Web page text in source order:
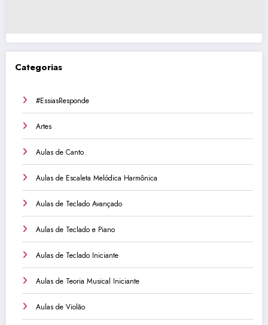
Categorias
#EssiasResponde
Artes
Aulas de Canto
Aulas de Escaleta Melódica Harmônica
Aulas de Teclado Avançado
Aulas de Teclado e Piano
Aulas de Teclado Iniciante
Aulas de Teoria Musical Iniciante
Aulas de Violão